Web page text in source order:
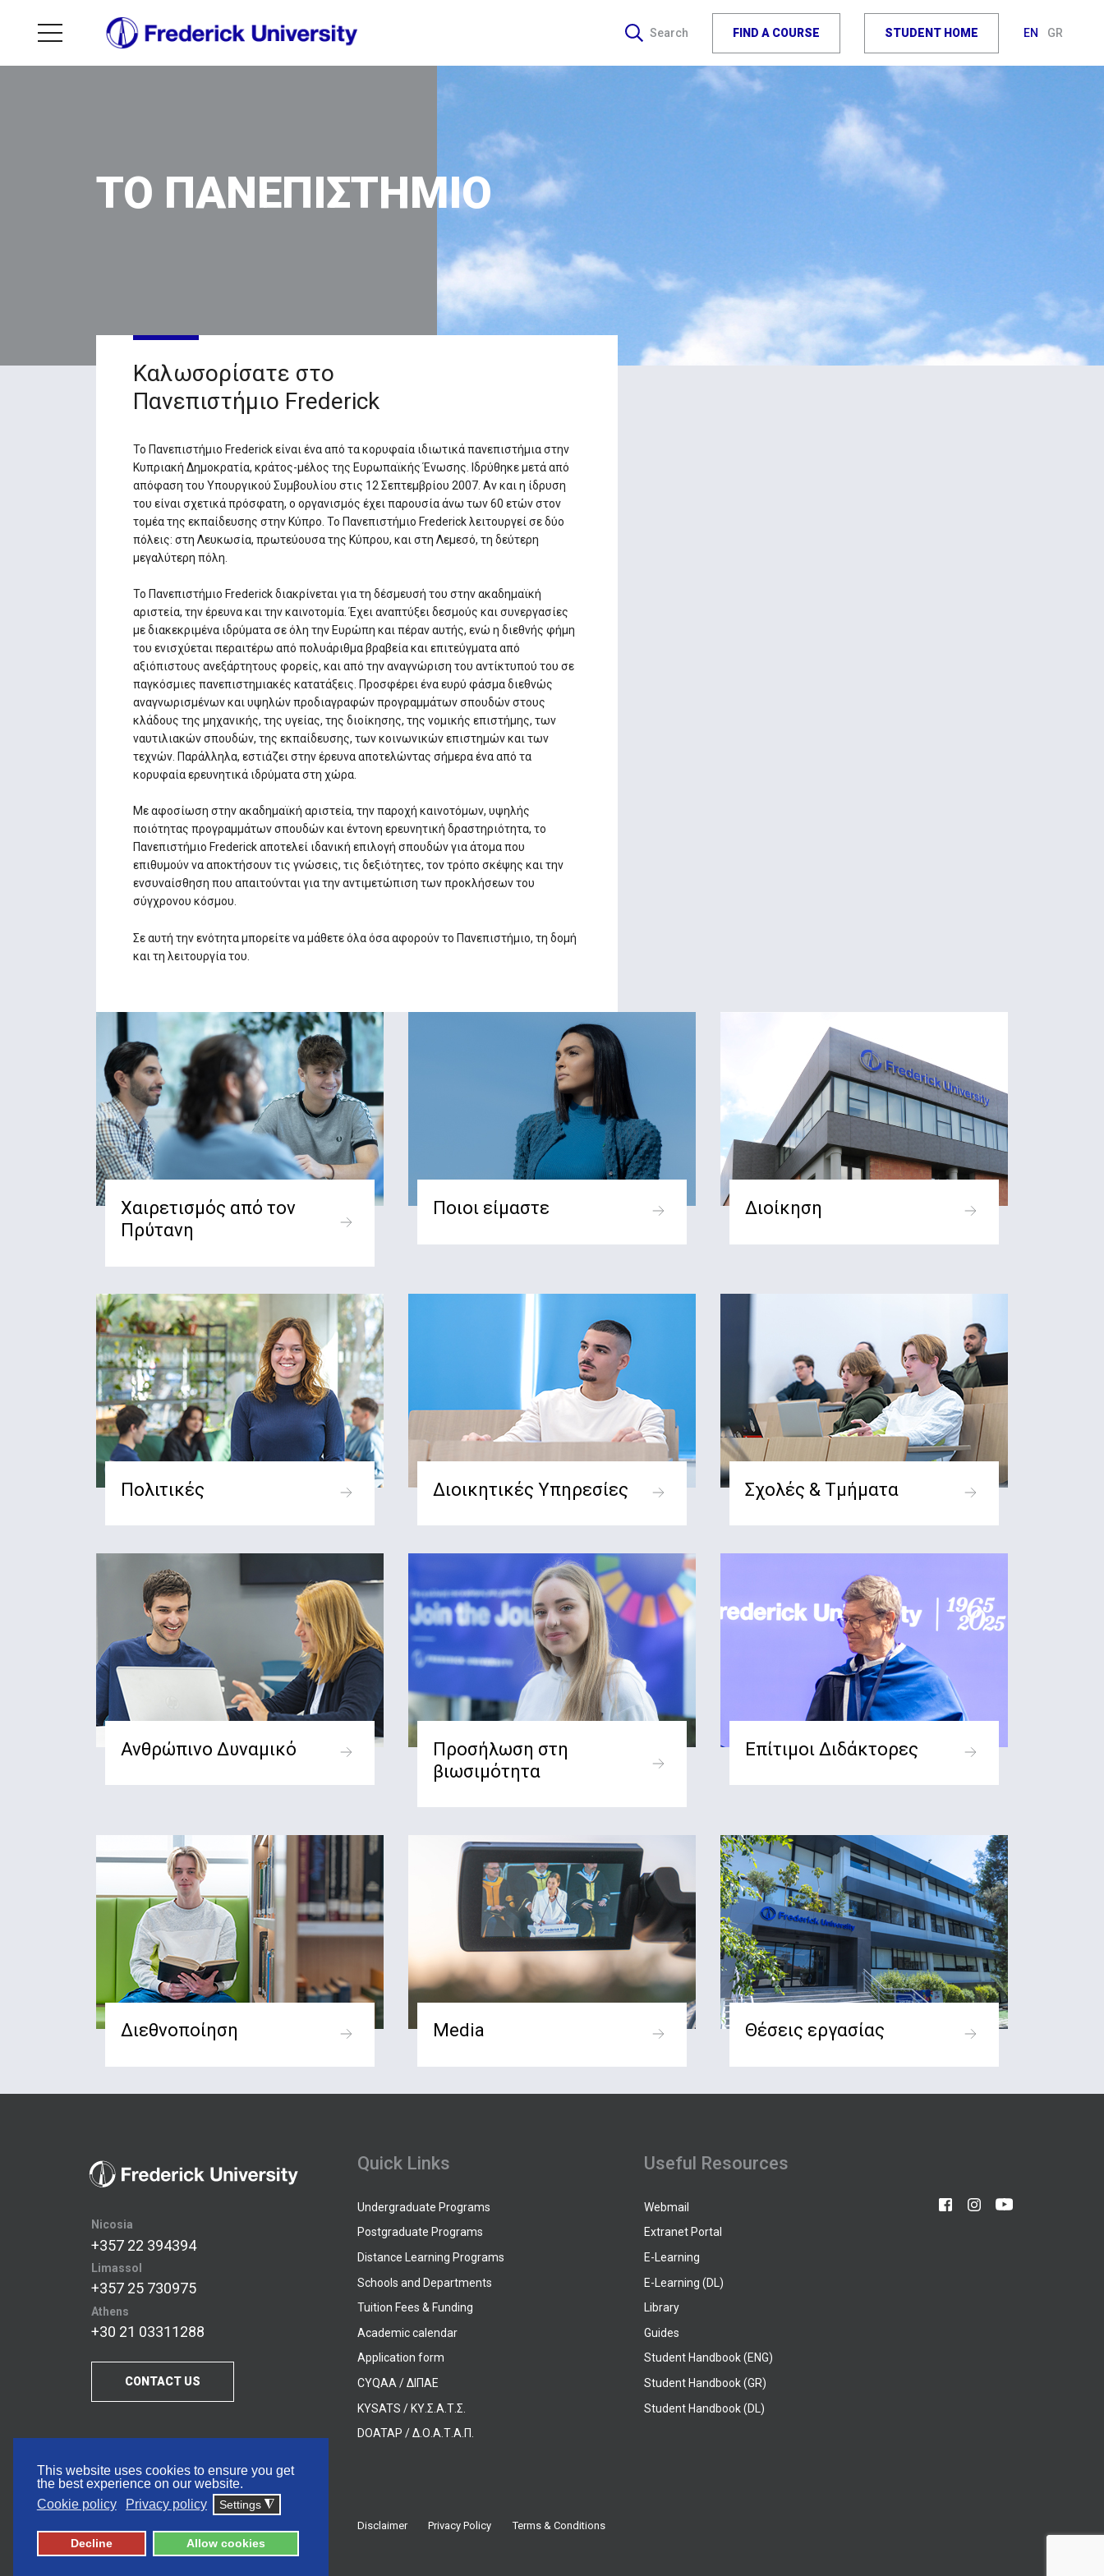
This website uses cookies to ensure you get
the best experience on our website.
Cookie policy
Privacy policy Settings ◮
Decline Allow cookies
Search FIND A COURSE STUDENT HOME EN GR
ΤΟ ΠΑΝΕΠΙΣΤΗΜΙΟ
Καλωσορίσατε στο
Πανεπιστήμιο Frederick
Το Πανεπιστήμιο Frederick είναι ένα από τα κορυφαία ιδιωτικά πανεπιστήμια στην
Κυπριακή Δημοκρατία, κράτος-μέλος της Ευρωπαϊκής Ένωσης. Ιδρύθηκε μετά από
απόφαση του Υπουργικού Συμβουλίου στις 12 Σεπτεμβρίου 2007. Αν και η ίδρυση
του είναι σχετικά πρόσφατη, ο οργανισμός έχει παρουσία άνω των 60 ετών στον
τομέα της εκπαίδευσης στην Κύπρο. Το Πανεπιστήμιο Frederick λειτουργεί σε δύο
πόλεις: στη Λευκωσία, πρωτεύουσα της Κύπρου, και στη Λεμεσό, τη δεύτερη
μεγαλύτερη πόλη.
Το Πανεπιστήμιο Frederick διακρίνεται για τη δέσμευσή του στην ακαδημαϊκή
αριστεία, την έρευνα και την καινοτομία. Έχει αναπτύξει δεσμούς και συνεργασίες
με διακεκριμένα ιδρύματα σε όλη την Ευρώπη και πέραν αυτής, ενώ η διεθνής φήμη
του ενισχύεται περαιτέρω από πολυάριθμα βραβεία και επιτεύγματα από
αξιόπιστους ανεξάρτητους φορείς, και από την αναγνώριση του αντίκτυπού του σε
παγκόσμιες πανεπιστημιακές κατατάξεις. Προσφέρει ένα ευρύ φάσμα διεθνώς
αναγνωρισμένων και υψηλών προδιαγραφών προγραμμάτων σπουδών στους
κλάδους της μηχανικής, της υγείας, της διοίκησης, της νομικής επιστήμης, των
ναυτιλιακών σπουδών, της εκπαίδευσης, των κοινωνικών επιστημών και των
τεχνών. Παράλληλα, εστιάζει στην έρευνα αποτελώντας σήμερα ένα από τα
κορυφαία ερευνητικά ιδρύματα στη χώρα.
Με αφοσίωση στην ακαδημαϊκή αριστεία, την παροχή καινοτόμων, υψηλής
ποιότητας προγραμμάτων σπουδών και έντονη ερευνητική δραστηριότητα, το
Πανεπιστήμιο Frederick αποτελεί ιδανική επιλογή σπουδών για άτομα που
επιθυμούν να αποκτήσουν τις γνώσεις, τις δεξιότητες, τον τρόπο σκέψης και την
ενσυναίσθηση που απαιτούνται για την αντιμετώπιση των προκλήσεων του
σύγχρονου κόσμου.
Σε αυτή την ενότητα μπορείτε να μάθετε όλα όσα αφορούν το Πανεπιστήμιο, τη δομή
και τη λειτουργία του.
Χαιρετισμός από τον
Πρύτανη
Ποιοι είμαστε Διοίκηση
Πολιτικές Διοικητικές Υπηρεσίες Σχολές & Τμήματα
Ανθρώπινο Δυναμικό
Προσήλωση στη
βιωσιμότητα
Επίτιμοι Διδάκτορες
Διεθνοποίηση Media Θέσεις εργασίας
Nicosia
+357 22 394394
Limassol
+357 25 730975
Athens
+30 21 03311288
CONTACT US
Quick Links
Undergraduate Programs
Postgraduate Programs
Distance Learning Programs
Schools and Departments
Tuition Fees & Funding
Academic calendar
Application form
CYQAA / ΔΙΠΑΕ
KYSATS / ΚΥ.Σ.Α.Τ.Σ.
DOATAP / Δ.Ο.Α.Τ.Α.Π.
Useful Resources
Webmail
Extranet Portal
E-Learning
E-Learning (DL)
Library
Guides
Student Handbook (ENG)
Student Handbook (GR)
Student Handbook (DL)
© 2026 Frederick University Disclaimer Privacy Policy Terms & Conditions